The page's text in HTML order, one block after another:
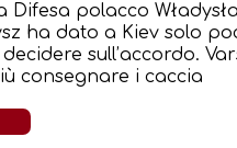
Difesa polacco
ha dato a Kiev solo
sull’accordo.
consegnare i caccia